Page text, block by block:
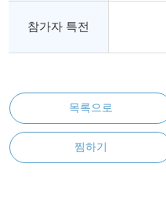
참가자 특전
목록으로
찜하기